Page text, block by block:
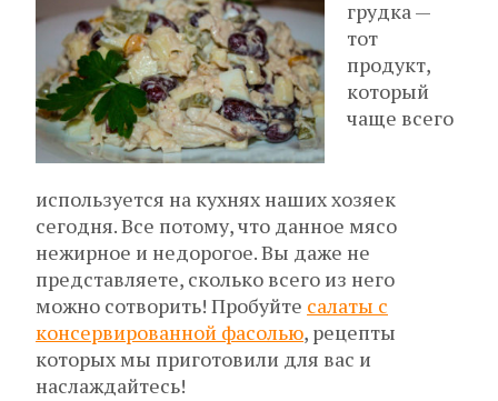
грудка —
тот
продукт,
который
чаще всего
используется на кухнях наших хозяек
сегодня. Все потому, что данное мясо
нежирное и недорогое. Вы даже не
представляете, сколько всего из него
можно сотворить! Пробуйте салаты с
консервированной фасолью, рецепты
которых мы приготовили для вас и
наслаждайтесь!